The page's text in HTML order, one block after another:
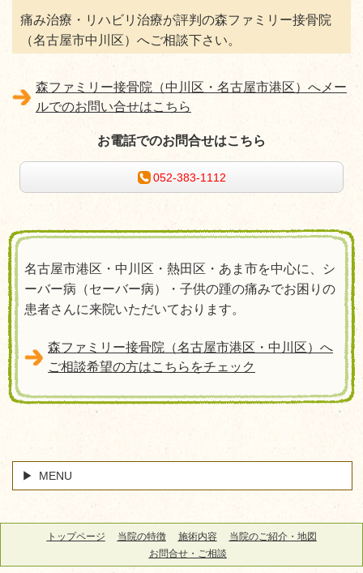
痛み治療・リハビリ治療が評判の森ファミリー接骨院
（名古屋市中川区）へご相談下さい。
森ファミリー接骨院（中川区・名古屋市港区）へメー
ルでのお問い合せはこちら
お電話でのお問合せはこちら
052-383-1112
名古屋市港区・中川区・熱田区・あま市を中心に、シ
ーバー病（セーバー病）・子供の踵の痛みでお困りの
患者さんに来院いただいております。
森ファミリー接骨院（名古屋市港区・中川区）へ
ご相談希望の方はこちらをチェック
MENU
トップページ 当院の特徴 施術内容
当院のご紹介・地図
お問合せ・ご相談